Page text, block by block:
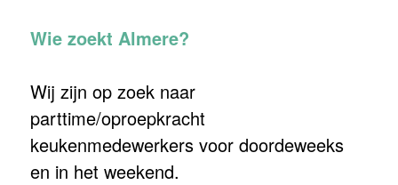
Wie zoekt Almere?
Wij zijn op zoek naar
parttime/oproepkracht
keukenmedewerkers voor doordeweeks
en in het weekend.